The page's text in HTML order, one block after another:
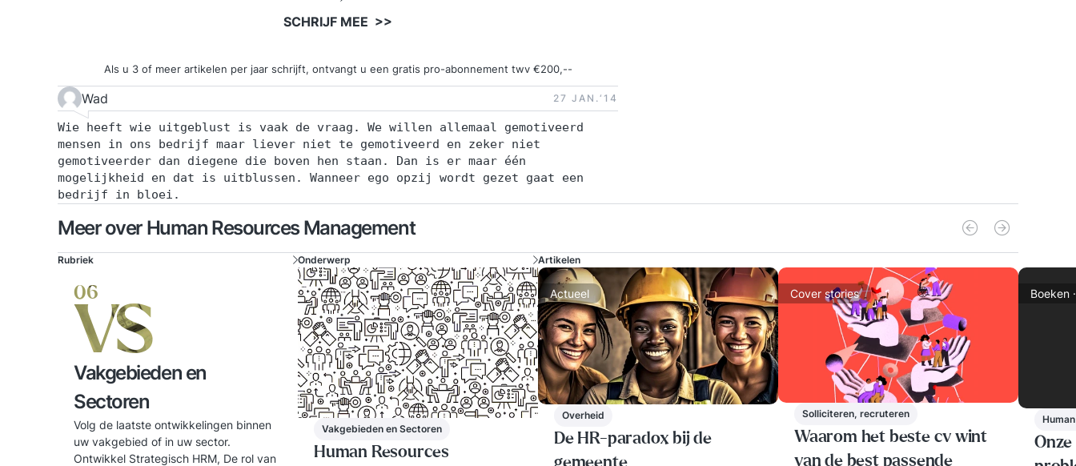
SCHRIJF MEE >>
Als u 3 of meer artikelen per jaar schrijft, ontvangt u een gratis pro-abonnement twv €200,--
Wad 27 JAN.‘14
Wie heeft wie uitgeblust is vaak de vraag. We willen allemaal gemotiveerd
mensen in ons bedrijf maar liever niet te gemotiveerd en zeker niet
gemotiveerder dan diegene die boven hen staan. Dan is er maar één
mogelijkheid en dat is uitblussen. Wanneer ego opzij wordt gezet gaat een
bedrijf in bloei.
Meer over Human Resources Management
Rubriek
06
VS
Vakgebieden en
Sectoren
Volg de laatste ontwikkelingen binnen
uw vakgebied of in uw sector.
Ontwikkel Strategisch HRM, De rol van
Onderwerp
Vakgebieden en Sectoren
Human Resources
Artikelen
Actueel
Overheid
De HR-paradox bij de
Cover stories
Solliciteren, recruteren
Waarom het beste cv wint
van de best passende
Boeken